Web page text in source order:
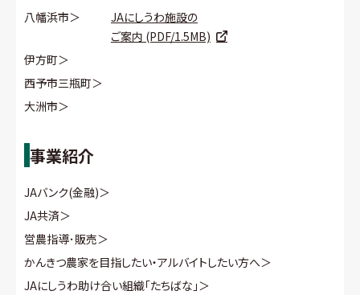
八幡浜市＞
伊方町＞
西予市三瓶町＞
大洲市＞
JAにしうわ施設の
ご案内 (PDF/1.5MB)
事業紹介
JAバンク(金融)＞
JA共済＞
営農指導･販売＞
かんきつ農家を目指したい・アルバイトしたい方へ＞
JAにしうわ助け合い組織「たちばな」＞